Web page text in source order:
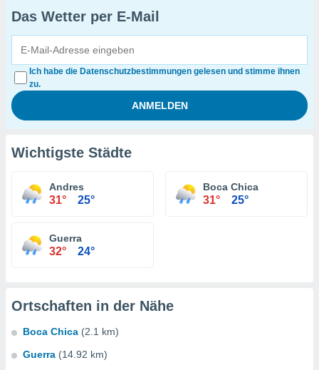
Das Wetter per E-Mail
Ich habe die Datenschutzbestimmungen gelesen und stimme ihnen
zu.
Wichtigste Städte
Andres
31° 25°
Boca Chica
31° 25°
Guerra
32° 24°
Ortschaften in der Nähe
Boca Chica (2.1 km)
Guerra (14.92 km)